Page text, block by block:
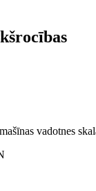
vadotnes